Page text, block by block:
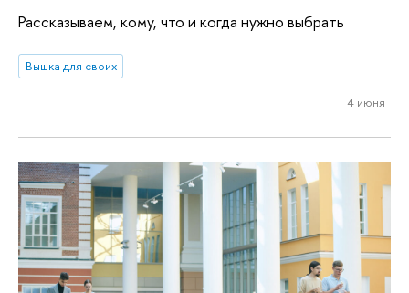
Рассказываем, кому, что и когда нужно выбрать
Вышка для своих
4 июня